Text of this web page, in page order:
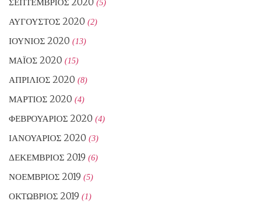
(5)
ΑΎΓΟΥΣΤΟΣ 2020 (2)
ΙΟΎΝΙΟΣ 2020 (13)
ΜΆΙΟΣ 2020 (15)
ΑΠΡΊΛΙΟΣ 2020 (8)
ΜΆΡΤΙΟΣ 2020 (4)
ΦΕΒΡΟΥΆΡΙΟΣ 2020 (4)
ΙΑΝΟΥΆΡΙΟΣ 2020 (3)
ΔΕΚΈΜΒΡΙΟΣ 2019 (6)
ΝΟΈΜΒΡΙΟΣ 2019 (5)
ΟΚΤΏΒΡΙΟΣ 2019 (1)